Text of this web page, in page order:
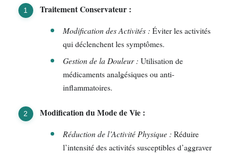
Traitement Conservateur :
Modification des Activités : Éviter les activités
qui déclenchent les symptômes.
Gestion de la Douleur : Utilisation de
médicaments analgésiques ou anti-
inflammatoires.
Modification du Mode de Vie :
Réduction de l’Activité Physique : Réduire
l’intensité des activités susceptibles d’aggraver